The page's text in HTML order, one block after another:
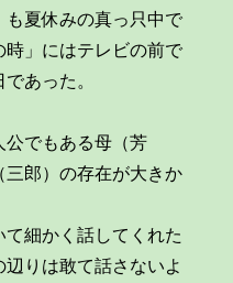
も夏休みの真っ只中で
」にはテレビの前で
あった。
公でもある母（芳
郎）の存在が大きか
細かく話してくれた
りは敢て話さないよ